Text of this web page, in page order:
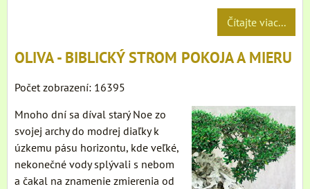
Čítajte viac...
OLIVA - BIBLICKÝ STROM POKOJA A MIERU
Počet zobrazení: 16395
Mnoho dní sa díval starý Noe zo
svojej archy do modrej diaľky k
úzkemu pásu horizontu, kde veľké,
nekonečné vody splývali s nebom
a čakal na znamenie zmierenia od